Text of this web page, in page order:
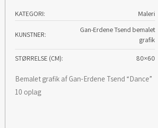
KATEGORI: Maleri
KUNSTNER
Gan-Erdene Tsend bemalet
grafik
STØRRELSE (CM) 80×60
Bemalet grafik af Gan-Erdene Tsend “Dance”
10 oplag